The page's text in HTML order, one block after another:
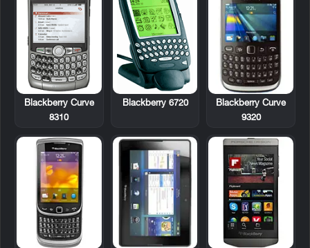
Blackberry Curve
9320
Blackberry 6720
Blackberry Curve
8310